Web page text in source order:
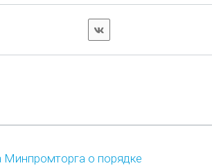
Минпромторга о порядке